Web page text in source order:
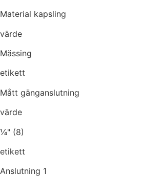
Material kapsling
värde
Mässing
etikett
Mått gänganslutning
värde
¼" (8)
etikett
Anslutning 1